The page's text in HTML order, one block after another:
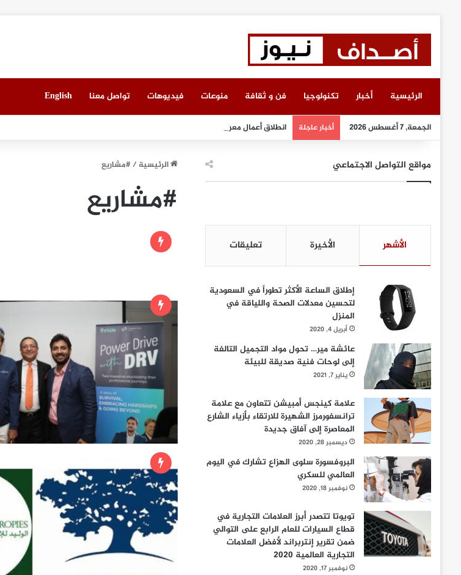
الرئيسية أخبار تكنولوجيا فن و ثقافة منوعات فيديوهات تواصل معنا English
الجمعة, 7 أغسطس 2026 أخبار عاجلة انطلاق أعمال معرض “سيريدو” العقاري الخامس في جدة مطلع سبتمبر المقبل
الرئيسية/ #مشاريع
#مشاريع
مواقع التواصل الاجتماعي
الأشهر الأخيرة تعليقات
إطلاق الساعة الأكثر تطوراً في السعودية
لتحسين معدلات الصحة واللياقة في
المنزل
أبريل 4, 2020
عائشة مير… تحول مواد التجميل التالفة
إلى لوحات فنية صديقة للبيئة
يناير 7, 2021
علامة كينجس أمبيشن تتعاون مع علامة
ترانسفورمرز الشهيرة للارتقاء بأزياء الشارع
المعاصرة إلى آفاق جديدة
ديسمبر 28, 2020
البروفسورة سلوى الهزاع تشارك في اليوم
العالمي للسكري
نوفمبر 18, 2020
تويوتا تتصدر أبرز العلامات التجارية في
قطاع السيارات للعام الرابع على التوالي
ضمن تقرير إنتربراند لأفضل العلامات
التجارية العالمية 2020
نوفمبر 17, 2020